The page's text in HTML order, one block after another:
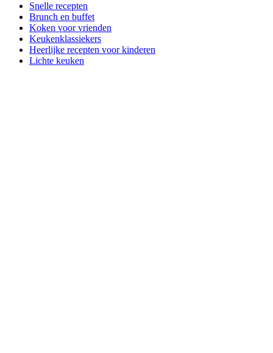
Snelle recepten
Brunch en buffet
Koken voor vrienden
Keukenklassiekers
Heerlijke recepten voor kinderen
Lichte keuken